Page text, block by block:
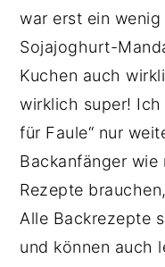
war erst ein
Sojajoghurt-
Kuchen auch
wirklich super! Ich
für Faule“ nur
Backanfänger wie
Rezepte
Alle Backrezepte
und können auch